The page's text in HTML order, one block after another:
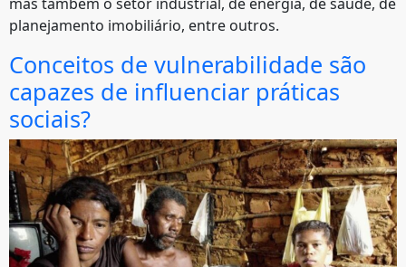
planejamento imobiliário, entre outros.
Conceitos de vulnerabilidade são
capazes de influenciar práticas
sociais?